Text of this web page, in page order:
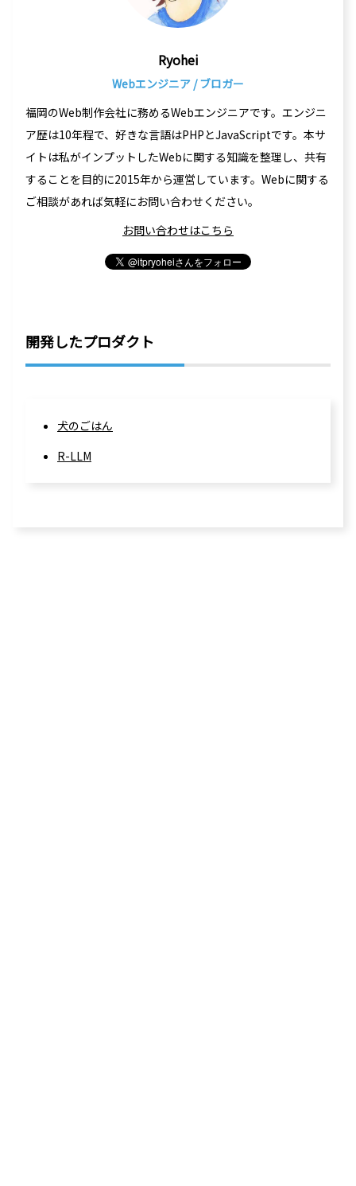
Ryohei
Webエンジニア / ブロガー
福岡のWeb制作会社に務めるWebエンジニアです。エンジニ
ア歴は10年程で、好きな言語はPHPとJavaScriptです。本サ
イトは私がインプットしたWebに関する知識を整理し、共有
することを目的に2015年から運営しています。Webに関する
ご相談があれば気軽にお問い合わせください。
お問い合わせはこちら
開発したプロダクト
犬のごはん
R-LLM